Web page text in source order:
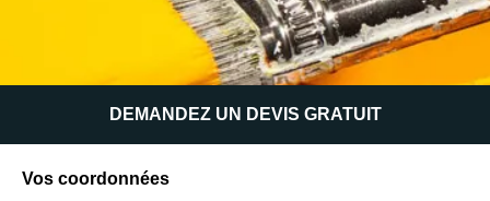
DEMANDEZ UN DEVIS GRATUIT
Vos coordonnées